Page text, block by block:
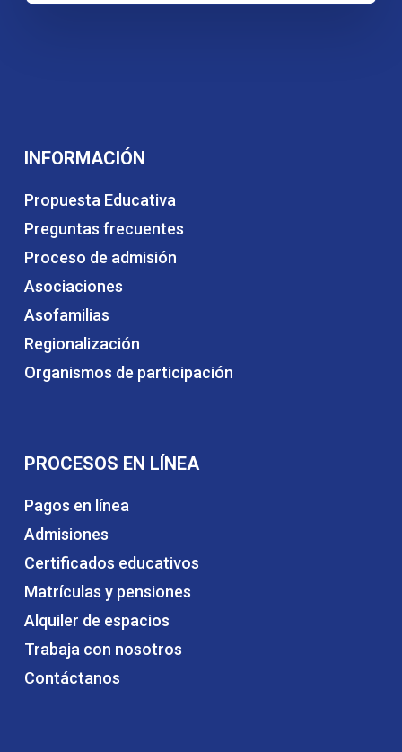
INFORMACIÓN
Propuesta Educativa
Preguntas frecuentes
Proceso de admisión
Asociaciones
Asofamilias
Regionalización
Organismos de participación
PROCESOS EN LÍNEA
Pagos en línea
Admisiones
Certificados educativos
Matrículas y pensiones
Alquiler de espacios
Trabaja con nosotros
Contáctanos